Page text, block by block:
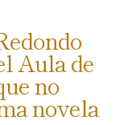
Aula de
no
novela